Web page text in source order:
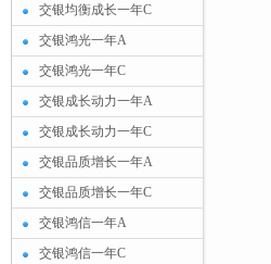
交银均衡成长一年C
交银鸿光一年A
交银鸿光一年C
交银成长动力一年A
交银成长动力一年C
交银品质增长一年A
交银品质增长一年C
交银鸿信一年A
交银鸿信一年C